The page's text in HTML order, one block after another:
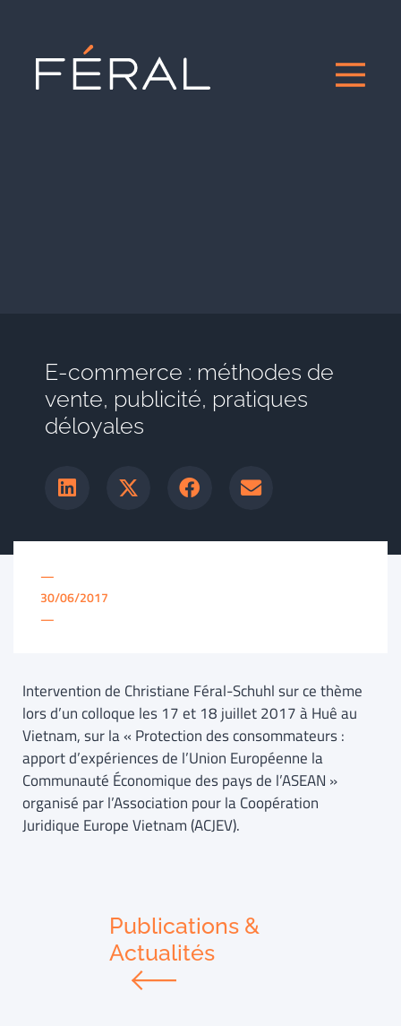
E-commerce : méthodes de
vente, publicité, pratiques
déloyales
—
30/06/2017
—
Intervention de Christiane Féral-Schuhl sur ce thème
lors d’un colloque les 17 et 18 juillet 2017 à Huê au
Vietnam, sur la « Protection des consommateurs :
apport d’expériences de l’Union Européenne la
Communauté Économique des pays de l’ASEAN »
organisé par l’Association pour la Coopération
Juridique Europe Vietnam (ACJEV).
Publications &
Actualités